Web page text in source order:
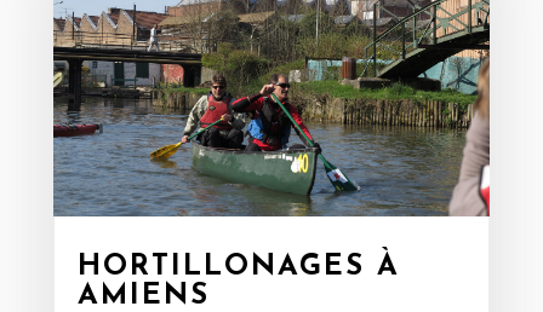
HORTILLONAGES À
AMIENS